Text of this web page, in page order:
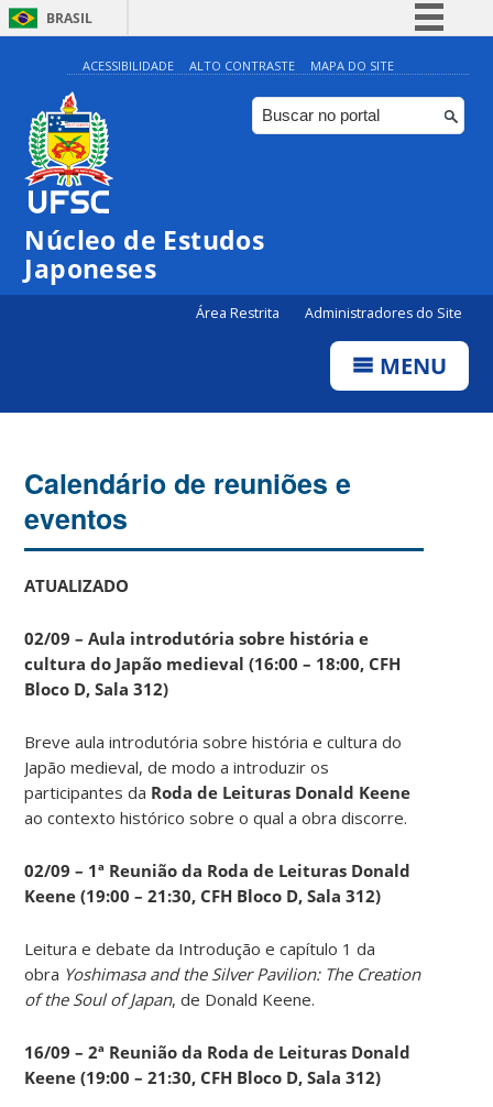
BRASIL
Simplifique!
Comunica BR
Participe
ACESSIBILIDADE ALTO CONTRASTE MAPA DO SITE
Núcleo de Estudos
Japoneses
Área Restrita Administradores do Site
MENU
Calendário de reuniões e
eventos
ATUALIZADO
02/09 – Aula introdutória sobre história e
cultura do Japão medieval (16:00 – 18:00, CFH
Bloco D, Sala 312)
Breve aula introdutória sobre história e cultura do
Japão medieval, de modo a introduzir os
participantes da Roda de Leituras Donald Keene
ao contexto histórico sobre o qual a obra discorre.
02/09 – 1ª Reunião da Roda de Leituras Donald
Keene (19:00 – 21:30, CFH Bloco D, Sala 312)
Leitura e debate da Introdução e capítulo 1 da
obra Yoshimasa and the Silver Pavilion: The Creation
of the Soul of Japan, de Donald Keene.
16/09 – 2ª Reunião da Roda de Leituras Donald
Keene (19:00 – 21:30, CFH Bloco D, Sala 312)